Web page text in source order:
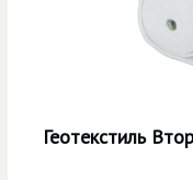
Геотекстиль